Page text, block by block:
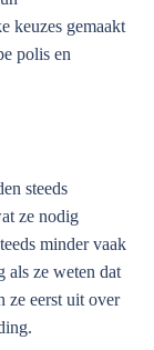
keuzes gemaakt
polis en
steeds
ze nodig
minder vaak
als ze weten dat
ze eerst uit over